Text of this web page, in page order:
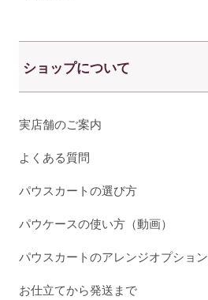
ショップについて
実店舗のご案内
よくある質問
パウスカートの選び方
パウケースの使い方（動画）
パウスカートのアレンジオプション
お仕立てから発送まで